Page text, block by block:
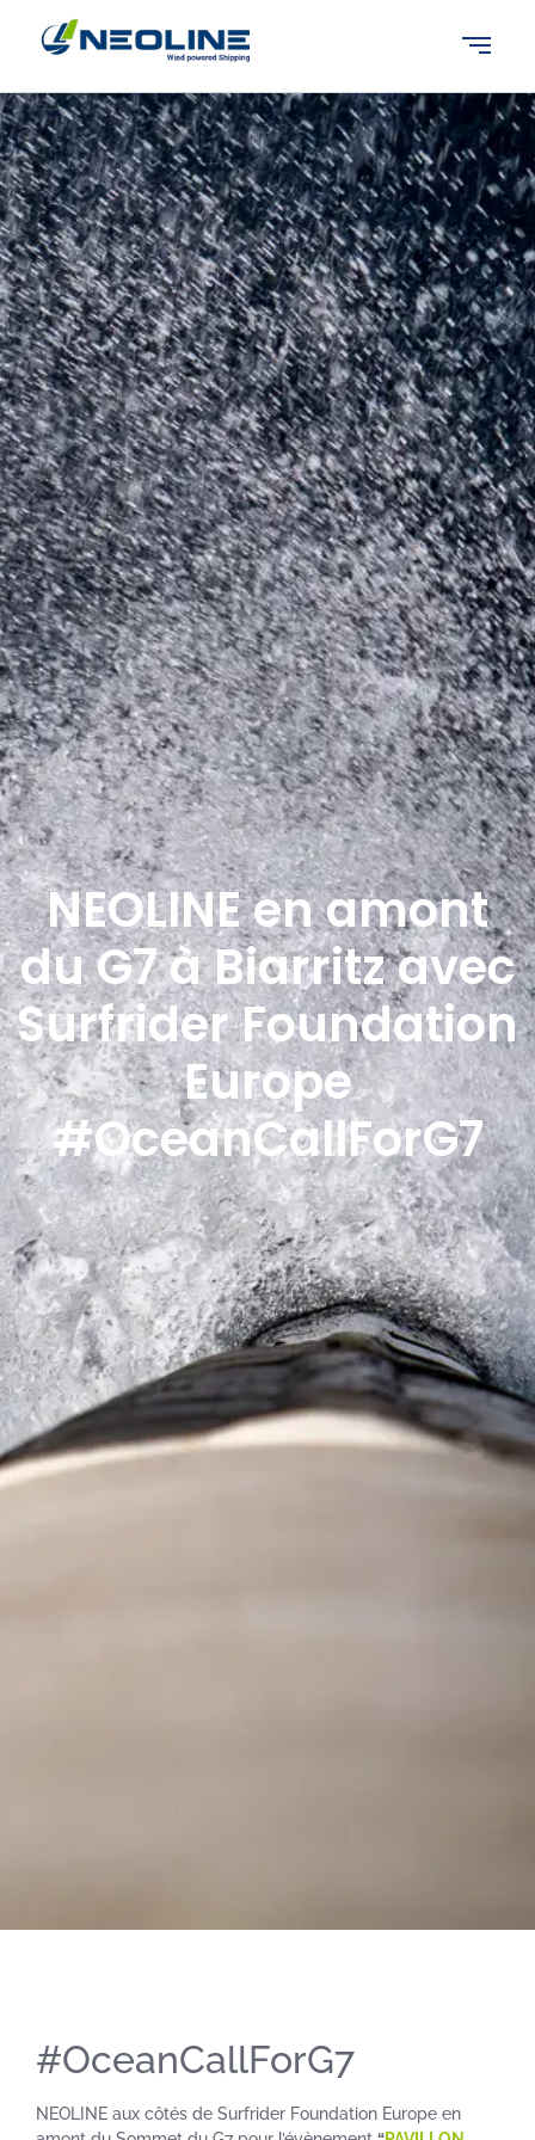
NEOLINE en amont
du G7 à Biarritz avec
Surfrider Foundation
Europe
#OceanCallForG7
#OceanCallForG7
NEOLINE aux côtés de Surfrider Foundation Europe en